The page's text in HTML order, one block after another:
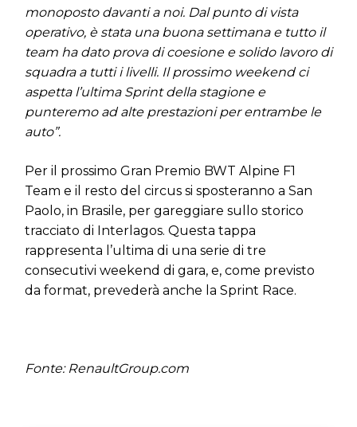
monoposto davanti a noi. Dal punto di vista
operativo, è stata una buona settimana e tutto il
team ha dato prova di coesione e solido lavoro di
squadra a tutti i livelli. Il prossimo weekend ci
aspetta l’ultima Sprint della stagione e
punteremo ad alte prestazioni per entrambe le
auto”.
Per il prossimo Gran Premio BWT Alpine F1
Team e il resto del circus si sposteranno a San
Paolo, in Brasile, per gareggiare sullo storico
tracciato di Interlagos. Questa tappa
rappresenta l’ultima di una serie di tre
consecutivi weekend di gara, e, come previsto
da format, prevederà anche la Sprint Race.
Fonte: RenaultGroup.com